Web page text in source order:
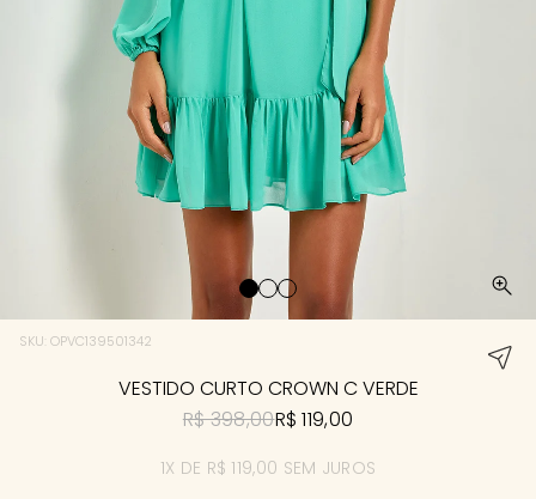
SKU: OPVC139501342
VESTIDO CURTO CROWN C VERDE
R$ 398,00R$ 119,00
1X DE R$ 119,00 SEM JUROS